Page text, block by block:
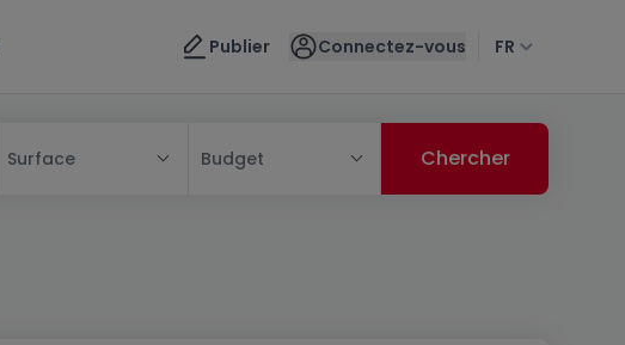
Publier Connectez-vous FR
Surface Budget